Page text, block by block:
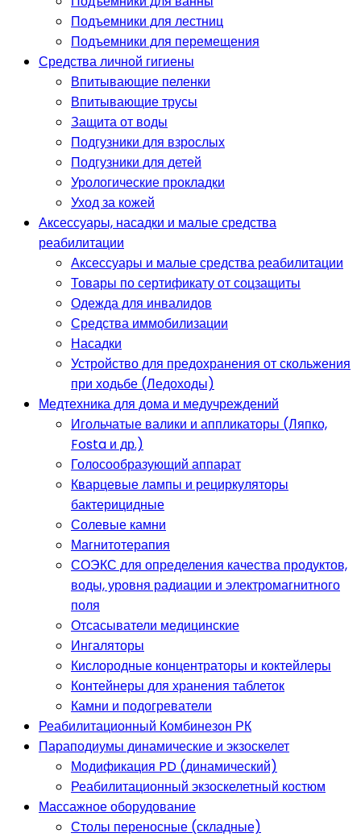
Подъемники для лестниц
Подъемники для перемещения
Средства личной гигиены
Впитывающие пеленки
Впитывающие трусы
Защита от воды
Подгузники для взрослых
Подгузники для детей
Урологические прокладки
Уход за кожей
Аксессуары, насадки и малые средства
реабилитации
Аксессуары и малые средства реабилитации
Товары по сертификату от соцзащиты
Одежда для инвалидов
Средства иммобилизации
Насадки
Устройство для предохранения от скольжения
при ходьбе (Ледоходы)
Медтехника для дома и медучреждений
Игольчатые валики и аппликаторы (Ляпко,
Fosta и др.)
Голосообразующий аппарат
Кварцевые лампы и рециркуляторы
бактерицидные
Солевые камни
Магнитотерапия
СОЭКС для определения качества продуктов,
воды, уровня радиации и электромагнитного
поля
Отсасыватели медицинские
Ингаляторы
Кислородные концентраторы и коктейлеры
Контейнеры для хранения таблеток
Камни и подогреватели
Реабилитационный Комбинезон РК
Параподиумы динамические и экзоскелет
Модификация PD (динамический)
Реабилитационный экзоскелетный костюм
Массажное оборудование
Столы переносные (складные)